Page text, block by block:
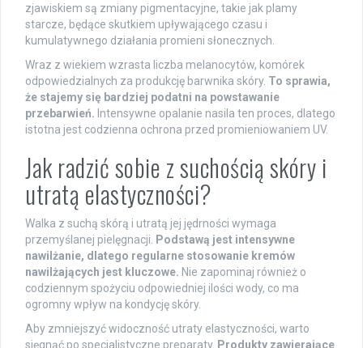
zjawiskiem są zmiany pigmentacyjne, takie jak plamy
starcze, będące skutkiem upływającego czasu i
kumulatywnego działania promieni słonecznych.
Wraz z wiekiem wzrasta liczba melanocytów, komórek
odpowiedzialnych za produkcję barwnika skóry. To sprawia,
że stajemy się bardziej podatni na powstawanie
przebarwień. Intensywne opalanie nasila ten proces, dlatego
istotna jest codzienna ochrona przed promieniowaniem UV.
Jak radzić sobie z suchością skóry i
utratą elastyczności?
Walka z suchą skórą i utratą jej jędrności wymaga
przemyślanej pielęgnacji. Podstawą jest intensywne
nawilżanie, dlatego regularne stosowanie kremów
nawilżających jest kluczowe. Nie zapominaj również o
codziennym spożyciu odpowiedniej ilości wody, co ma
ogromny wpływ na kondycję skóry.
Aby zmniejszyć widoczność utraty elastyczności, warto
sięgnąć po specjalistyczne preparaty. Produkty zawierające